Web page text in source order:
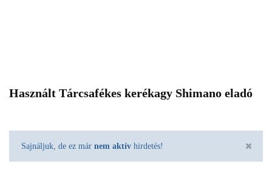
Használt Tárcsafékes kerékagy Shimano eladó
Sajnáljuk, de ez már nem aktív hirdetés!